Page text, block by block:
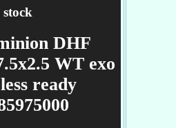
DHF
WT exo
ready